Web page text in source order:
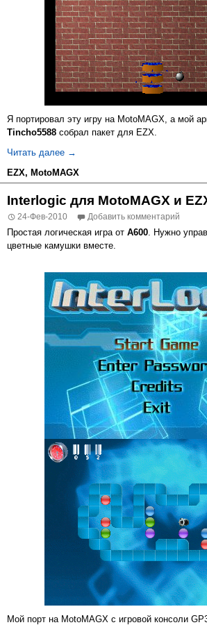
Я портировал эту игру на MotoMAGX, а мой
Tincho5588 собрал пакет для EZX.
Читать далее Madbomber для MotoMAGX и EZX
→
EZX, MotoMAGX
Interlogic для MotoMAGX и
24-Фев-2010 Добавить комментарий
Простая логическая игра от А600. Нужно
цветные камушки вместе.
Мой порт на MotoMAGX с игровой консоли